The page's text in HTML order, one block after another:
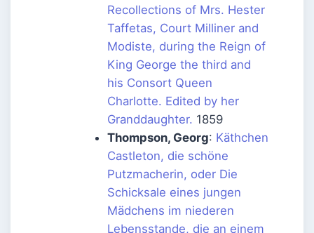
Recollections of Mrs. Hester
Taffetas, Court Milliner and
Modiste, during the Reign of
King George the third and
his Consort Queen
Charlotte. Edited by her
Granddaughter. 1859
Thompson, Georg: Käthchen
Castleton, die schöne
Putzmacherin, oder Die
Schicksale eines jungen
Mädchens im niederen
Lebensstande, die an einem